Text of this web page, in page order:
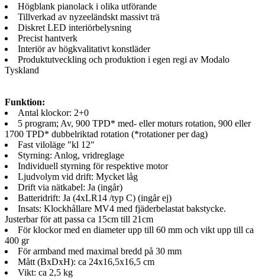
Högblank pianolack i olika utförande
Tillverkad av nyzeeländskt massivt trä
Diskret LED interiörbelysning
Precist hantverk
Interiör av högkvalitativt konstläder
Produktutveckling och produktion i egen regi av Modalo
Tyskland
Funktion:
Antal klockor: 2+0
5 program; Av, 900 TPD* med- eller moturs rotation, 900 eller
1700 TPD* dubbelriktad rotation (*rotationer per dag)
Fast viloläge "kl 12"
Styrning: Anlog, vridreglage
Individuell styrning för respektive motor
Ljudvolym vid drift: Mycket låg
Drift via nätkabel: Ja (ingår)
Batteridrift: Ja (4xLR14 /typ C) (ingår ej)
Insats: Klockhållare MV4 med fjäderbelastat bakstycke.
Justerbar för att passa ca 15cm till 21cm
För klockor med en diameter upp till 60 mm och vikt upp till ca
400 gr
För armband med maximal bredd på 30 mm
Mått (BxDxH): ca 24x16,5x16,5 cm
Vikt: ca 2,5 kg